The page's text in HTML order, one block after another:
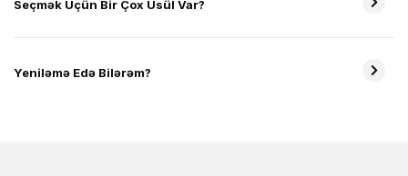
Seçmək Üçün Bir Çox Üsül Var?
Yeniləmə Edə Bilərəm?